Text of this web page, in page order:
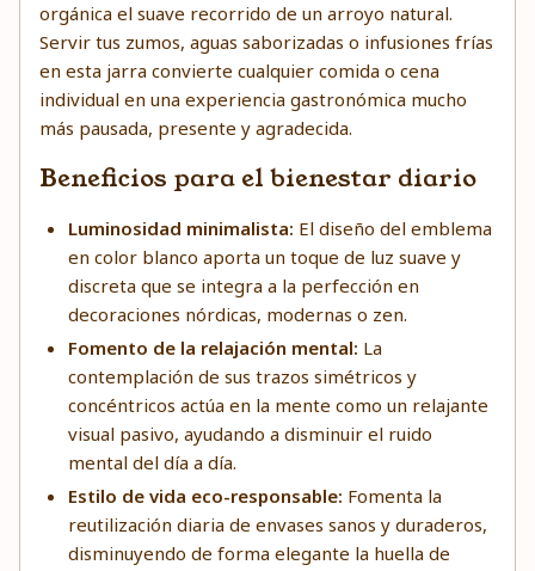
orgánica el suave recorrido de un arroyo natural.
Servir tus zumos, aguas saborizadas o infusiones frías
en esta jarra convierte cualquier comida o cena
individual en una experiencia gastronómica mucho
más pausada, presente y agradecida.
Beneficios para el bienestar diario
Luminosidad minimalista: El diseño del emblema
en color blanco aporta un toque de luz suave y
discreta que se integra a la perfección en
decoraciones nórdicas, modernas o zen.
Fomento de la relajación mental: La
contemplación de sus trazos simétricos y
concéntricos actúa en la mente como un relajante
visual pasivo, ayudando a disminuir el ruido
mental del día a día.
Estilo de vida eco-responsable: Fomenta la
reutilización diaria de envases sanos y duraderos,
disminuyendo de forma elegante la huella de